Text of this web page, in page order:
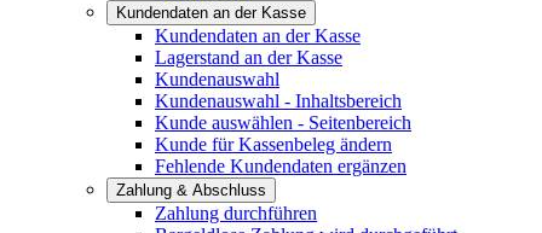
Kundendaten an der Kasse
Kundendaten an der Kasse
Lagerstand an der Kasse
Kundenauswahl
Kundenauswahl - Inhaltsbereich
Kunde auswählen - Seitenbereich
Kunde für Kassenbeleg ändern
Fehlende Kundendaten ergänzen
Zahlung & Abschluss
Zahlung durchführen